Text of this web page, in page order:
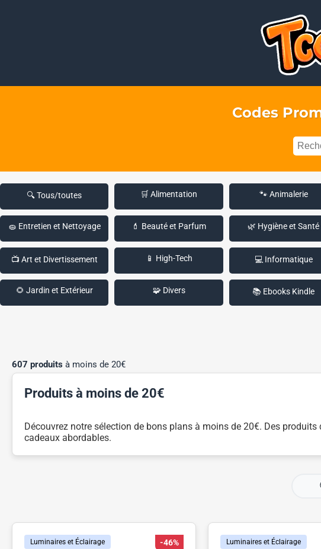
Codes
🔍 Tous/toutes 🛒 Alimentation 🐾 Animalerie
🧽 Entretien et Nettoyage 💄 Beauté et Parfum 🌿 Hygiène et Santé
📺 Art et Divertissement 📱 High-Tech 💻 Informatique
🌻 Jardin et Extérieur 🧩 Divers 📚 Ebooks Kindle
607 produits à moins de 20€
Produits à moins de 20€
Découvrez notre sélection de bons plans à moins de 20€. Des
cadeaux abordables.
Luminaires et Éclairage -46% Luminaires et Éclairage